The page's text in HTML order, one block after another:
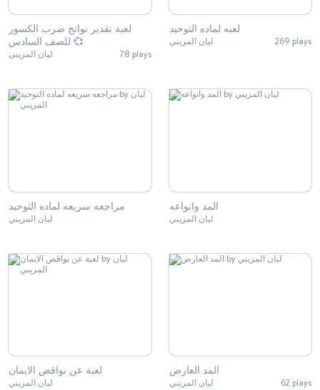
لعبة تقدير نواتج ضرب الكسور
للصف السادس 💞
ليان المزيني 78 plays
لعبه لماده التوحيد
ليان المزيني 269 plays
مراجعه سريعه لماده التوحيد
ليان المزيني
المد وانواعه
ليان المزيني
لعبة عن نواقض الايمان
ليان المزيني
المد العارض
ليان المزيني 62 plays